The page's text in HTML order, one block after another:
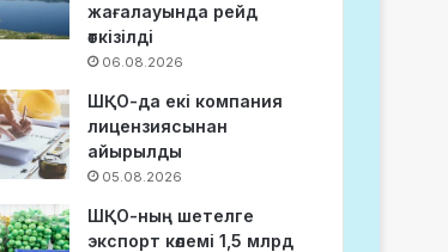
жағалауында рейд
өткізілді
06.08.2026
ШҚО-да екі компания
лицензиясынан
айырылды
05.08.2026
ШҚО-ның шетелге
экспорт көлемі 1,5 млрд